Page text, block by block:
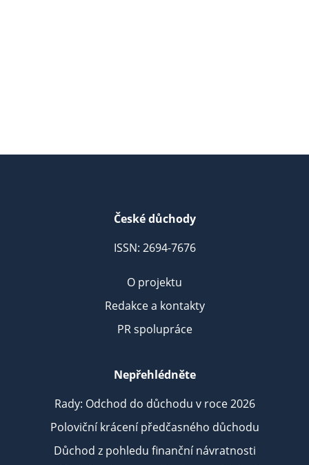
České důchody
ISSN: 2694-7676
O projektu
Redakce a kontakty
PR spolupráce
Nepřehlédněte
Rady: Odchod do důchodu v roce 2026
Poloviční krácení předčasného důchodu
Důchod z pohledu finanční návratnosti